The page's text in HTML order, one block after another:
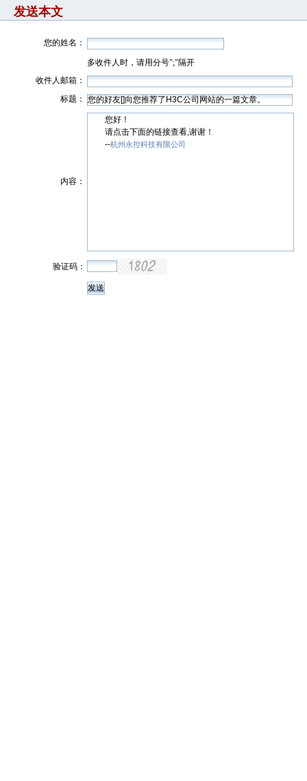
发送本文
您的姓名：
多收件人时，请用分号";"隔开
收件人邮箱：
标题：
内容：
您好！
请点击下面的链接查看,谢谢！
--杭州永控科技有限公司
验证码：